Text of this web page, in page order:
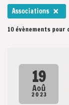
Associations
10 évènements
19
Aoû
2023